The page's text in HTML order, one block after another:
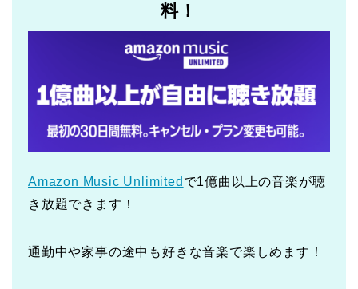
料！
Amazon Music Unlimited で1億曲以上の音楽が聴
き放題できます！
通勤中や家事の途中も好きな音楽で楽しめます！